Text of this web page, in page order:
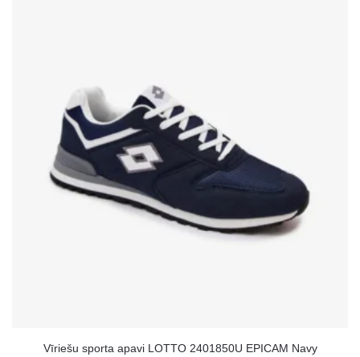
Vīriešu sporta apavi LOTTO 2401850U EPICAM Navy